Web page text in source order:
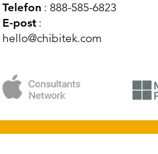
Telefon : 888-585-6823
E-post :
hello@chibitek.com